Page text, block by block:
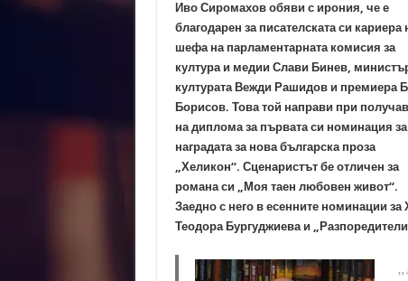
Иво Сиромахов обяви с ирония, че е
благодарен за писателската си кариера
шефа на парламентарната комисия за
култура и медии Слави Бинев,
културата Вежди Рашидов и премиера
Борисов. Това той направи при
на диплома за първата си номинация за
наградата за нова българска проза
„Хеликон“. Сценаристът бе отличен за
романа си „Моя таен любовен живот“.
Заедно с него в есенните номинации за
Теодора Бургуджиева и